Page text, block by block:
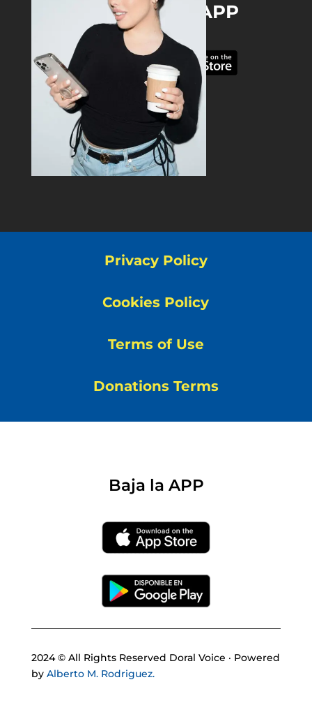
DOWNLOAD THE APP
Privacy Policy
Cookies Policy
Terms of Use
Donations Terms
Baja la APP
2024 © All Rights Reserved Doral Voice · Powered
by Alberto M. Rodriguez.